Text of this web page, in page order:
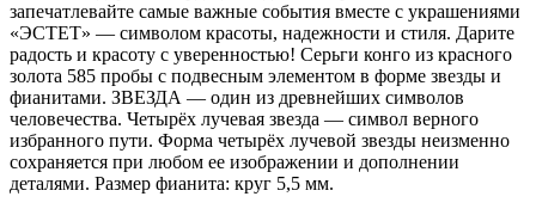
запечатлевайте самые важные события вместе с украшениями
«ЭСТЕТ» — символом красоты, надежности и стиля. Дарите
радость и красоту с уверенностью! Серьги конго из красного
золота 585 пробы с подвесным элементом в форме звезды и
фианитами. ЗВЕЗДА — один из древнейших символов
человечества. Четырёх лучевая звезда — символ верного
избранного пути. Форма четырёх лучевой звезды неизменно
сохраняется при любом ее изображении и дополнении
деталями. Размер фианита: круг 5,5 мм.